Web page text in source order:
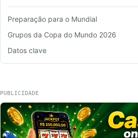
Preparação para o Mundial
Grupos da Copa do Mundo 2026
Datos clave
PUBLICIDADE